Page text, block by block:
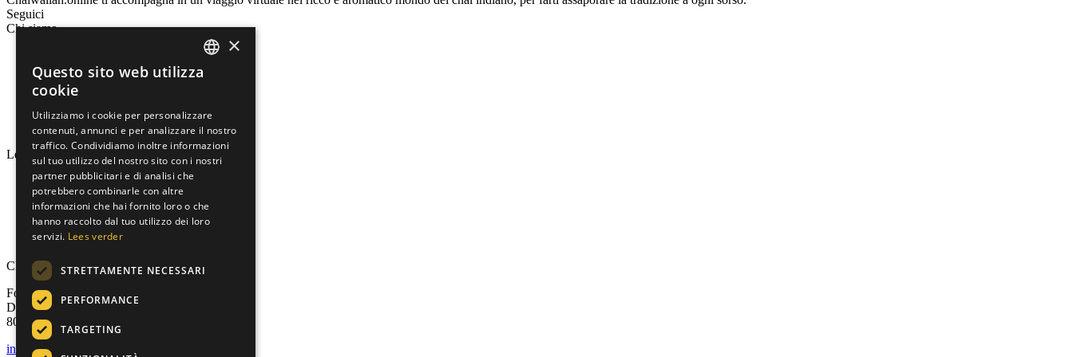
Seguici
Chi siamo
Ho.Re.Ca.
Novità
Contattaci
Condizioni generali
Informativa sulla privacy
Le nostre specialità
Negozio
Kit degustazione in omaggio
Autentico
Matcha Latte
Royal Chai
Chi siamo
Foodservice Marketing Foods B.V.
De Doornweg 13,
8035 PC Zwolle, Paesi Bassi
info@chaiwallah.online
GERMAN
ITALIAN
×
Questo sito web utilizza
cookie
Utilizziamo i cookie per personalizzare
contenuti, annunci e per analizzare il nostro
traffico. Condividiamo inoltre informazioni
sul tuo utilizzo del nostro sito con i nostri
partner pubblicitari e di analisi che
potrebbero combinarle con altre
informazioni che hai fornito loro o che
hanno raccolto dal tuo utilizzo dei loro
servizi. Lees verder
STRETTAMENTE NECESSARI
PERFORMANCE
TARGETING